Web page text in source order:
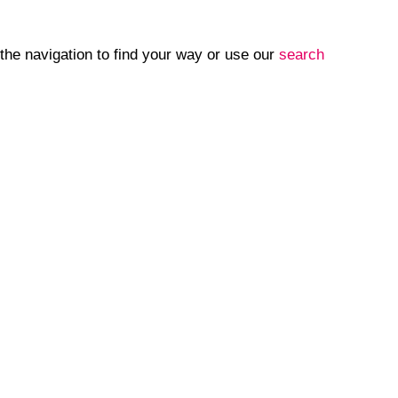
navigation to find your way or use our search